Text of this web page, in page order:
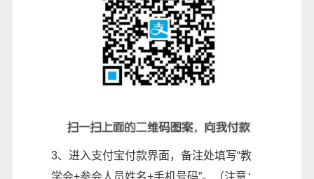
3、进入支付宝付款界面，备注处填写“教
学会+参会人员姓名+手机号码”。（注意：